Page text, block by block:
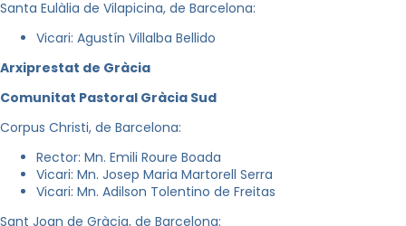
Santa Eulàlia de Vilapicina, de Barcelona:
Vicari: Agustín Villalba Bellido
Arxiprestat de Gràcia
Comunitat Pastoral Gràcia Sud
Corpus Christi, de Barcelona:
Rector: Mn. Emili Roure Boada
Vicari: Mn. Josep Maria Martorell Serra
Vicari: Mn. Adilson Tolentino de Freitas
Sant Joan de Gràcia, de Barcelona: